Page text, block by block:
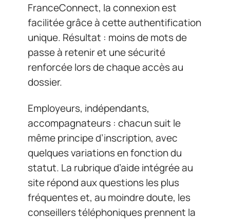
FranceConnect, la connexion est
facilitée grâce à cette authentification
unique. Résultat : moins de mots de
passe à retenir et une sécurité
renforcée lors de chaque accès au
dossier.
Employeurs, indépendants,
accompagnateurs : chacun suit le
même principe d’inscription, avec
quelques variations en fonction du
statut. La rubrique d’aide intégrée au
site répond aux questions les plus
fréquentes et, au moindre doute, les
conseillers téléphoniques prennent la